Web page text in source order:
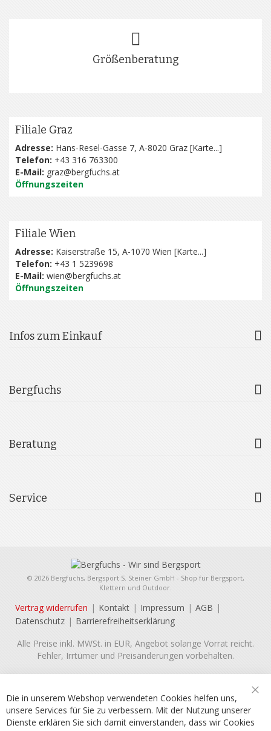
Größenberatung
Filiale Graz
Adresse: Hans-Resel-Gasse 7, A-8020 Graz [Karte...]
Telefon: +43 316 763300
E-Mail: graz@bergfuchs.at
Öffnungszeiten
Filiale Wien
Adresse: Kaiserstraße 15, A-1070 Wien [Karte...]
Telefon: +43 1 5239698
E-Mail: wien@bergfuchs.at
Öffnungszeiten
Infos zum Einkauf
Bergfuchs
Beratung
Service
© 2026 Bergfuchs, Bergsport S. Steiner GmbH - Shop für Bergsport,
Klettern und Outdoor.
Vertrag widerrufen Kontakt Impressum
AGB
Datenschutz
Barrierefreiheitserklärung
Alle Preise inkl. MWSt. in EUR, Angebot solange Vorrat reicht.
Fehler, Irrtümer und Preisänderungen vorbehalten.
Die in unserem Webshop verwendeten Cookies helfen uns,
unsere Services für Sie zu verbessern. Mit der Nutzung unserer
Dienste erklären Sie sich damit einverstanden, dass wir Cookies